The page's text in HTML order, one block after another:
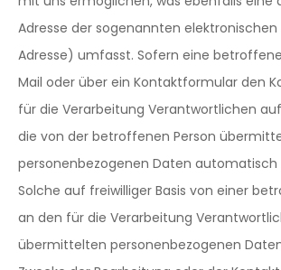
Adresse der sogenannten
Adresse) umfasst. Sofern eine
Mail oder über ein Kontaktformular den
für die Verarbeitung Verantwortlichen
die von der betroffenen Person
personenbezogenen Daten automatisch
Solche auf freiwilliger Basis von einer
an den für die Verarbeitung
übermittelten personenbezogenen